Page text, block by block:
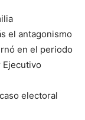
el antagonismo
en el periodo
Ejecutivo
electoral